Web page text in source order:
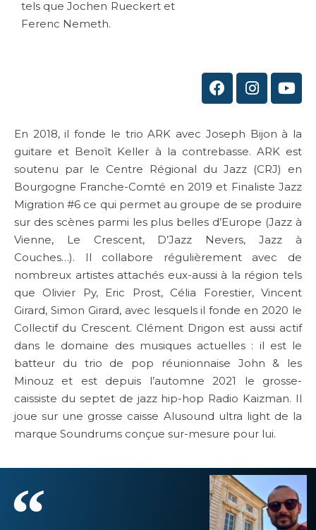
tels que Jochen Rueckert et
Ferenc Nemeth.
En 2018, il fonde le trio ARK avec Joseph Bijon à la
guitare et Benoît Keller à la contrebasse. ARK est
soutenu par le Centre Régional du Jazz (CRJ) en
Bourgogne Franche-Comté en 2019 et Finaliste Jazz
Migration #6 ce qui permet au groupe de se produire
sur des scènes parmi les plus belles d’Europe (Jazz à
Vienne, Le Crescent, D’Jazz Nevers, Jazz à
Couches…). Il collabore régulièrement avec de
nombreux artistes attachés eux-aussi à la région tels
que Olivier Py, Eric Prost, Célia Forestier, Vincent
Girard, Simon Girard, avec lesquels il fonde en 2020 le
Collectif du Crescent. Clément Drigon est aussi actif
dans le domaine des musiques actuelles : il est le
batteur du trio de pop réunionnaise John & les
Minouz et est depuis l’automne 2021 le grosse-
caissiste du septet de jazz hip-hop Radio Kaizman. Il
joue sur une grosse caisse Alusound ultra light de la
marque Soundrums conçue sur-mesure pour lui.